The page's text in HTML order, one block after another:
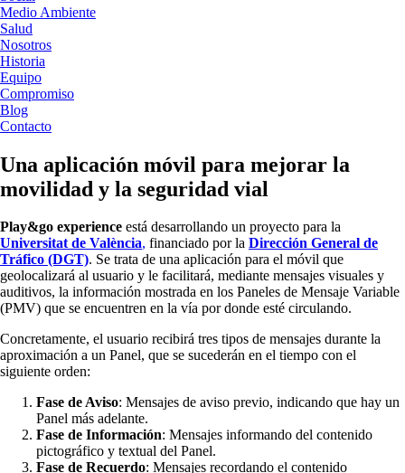
Medio Ambiente
Salud
Nosotros
Historia
Equipo
Compromiso
Blog
Contacto
Una aplicación móvil para mejorar la
movilidad y la seguridad vial
Play&go experience está desarrollando un proyecto para la
Universitat de València, financiado por la Dirección General de
Tráfico (DGT). Se trata de una aplicación para el móvil que
geolocalizará al usuario y le facilitará, mediante mensajes visuales y
auditivos, la información mostrada en los Paneles de Mensaje Variable
(PMV) que se encuentren en la vía por donde esté circulando.
Concretamente, el usuario recibirá tres tipos de mensajes durante la
aproximación a un Panel, que se sucederán en el tiempo con el
siguiente orden:
Fase de Aviso: Mensajes de aviso previo, indicando que hay un
Panel más adelante.
Fase de Información: Mensajes informando del contenido
pictográfico y textual del Panel.
Fase de Recuerdo: Mensajes recordando el contenido